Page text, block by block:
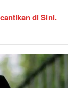
di Sini.